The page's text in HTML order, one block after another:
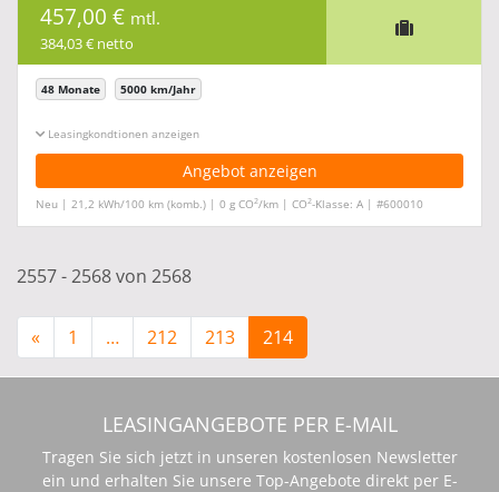
457,00 € mtl.
384,03 € netto
48 Monate 5000 km/Jahr
Leasingkonditionen ein-/ausblenden
Angebot anzeigen
Neu | 21,2 kWh/100 km (komb.) | 0 g CO2/km | CO2-Klasse: A | #600010
2557 - 2568 von 2568
« 1 … 212 213 214
LEASINGANGEBOTE PER E-MAIL
Tragen Sie sich jetzt in unseren kostenlosen Newsletter
ein und erhalten Sie unsere Top-Angebote direkt per E-